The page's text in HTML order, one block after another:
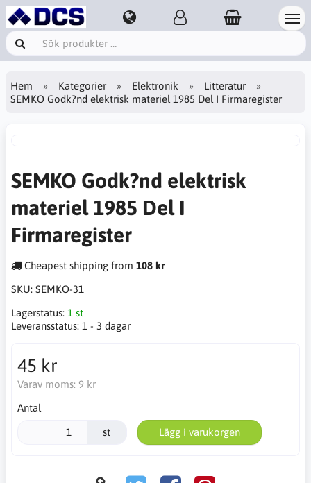
Hem Kategorier Elektronik
Litteratur
SEMKO Godk?nd elektrisk materiel 1985 Del I Firmaregister
SEMKO Godk?nd elektrisk
materiel 1985 Del I
Firmaregister
Cheapest shipping from 108 kr
SKU: SEMKO-31
Lagerstatus: 1 st
Leveransstatus: 1 - 3 dagar
45 kr
Varav moms: 9 kr
Antal
st Lägg i varukorgen